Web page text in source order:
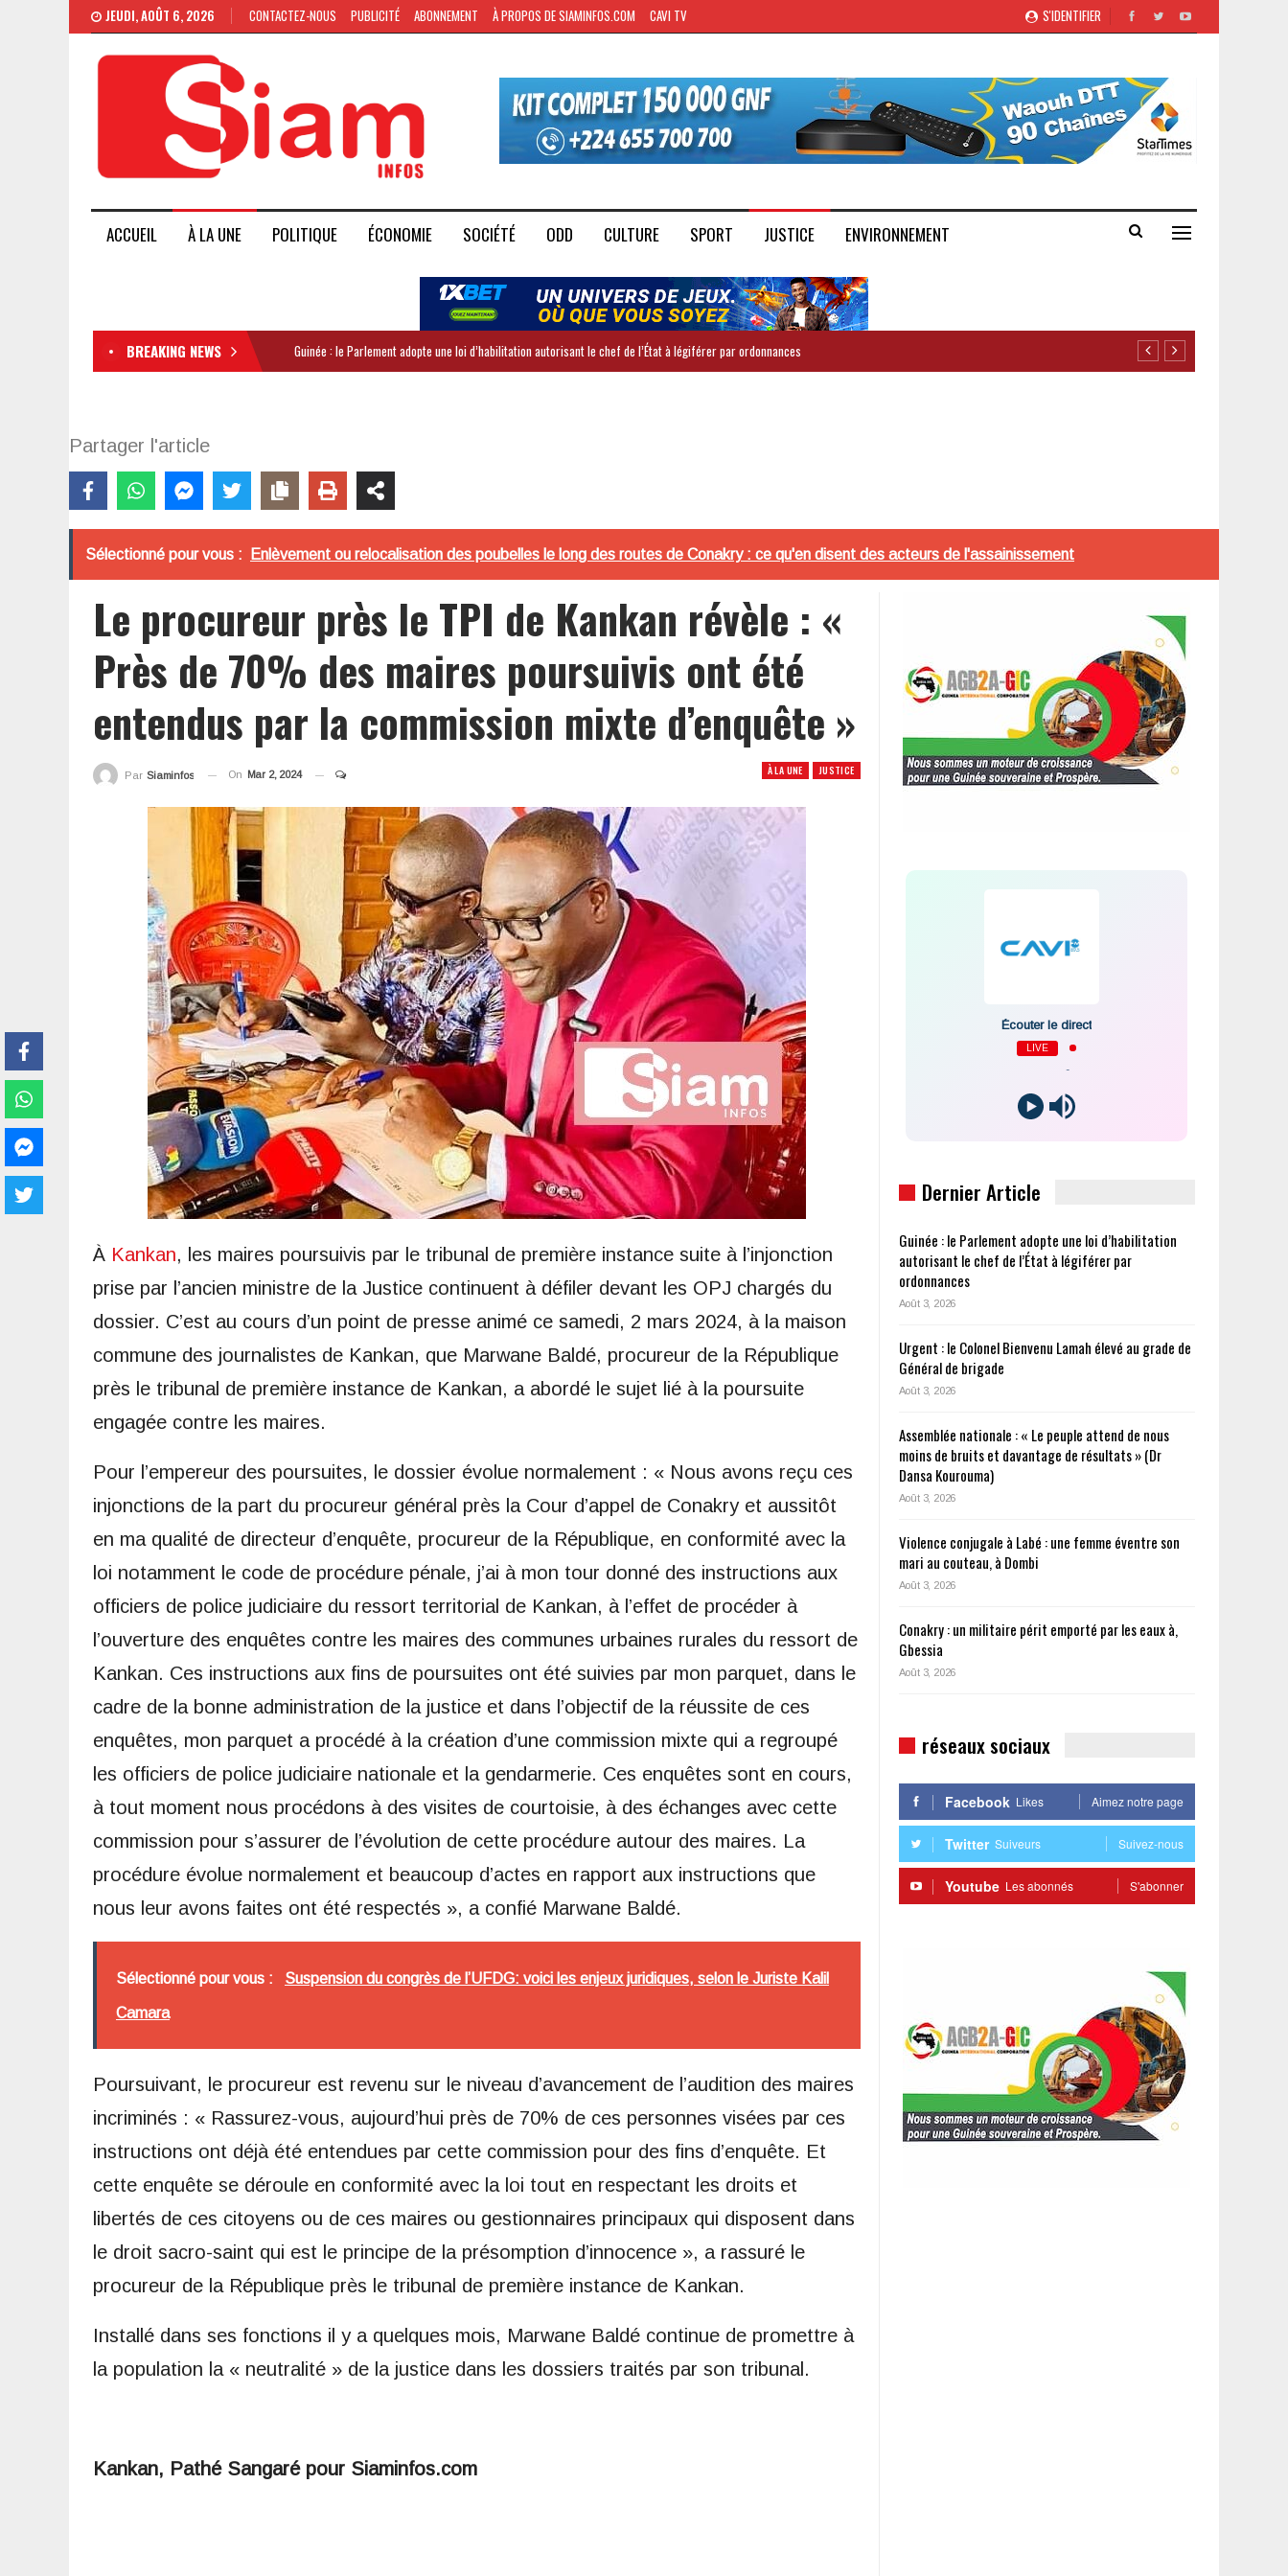
S'IDENTIFIER
JEUDI, AOÛT 6, 2026 CONTACTEZ-NOUS PUBLICITÉ ABONNEMENT À PROPOS DE SIAMINFOS.COM CAVI TV
ACCUEIL À LA UNE POLITIQUE ÉCONOMIE SOCIÉTÉ ODD CULTURE SPORT JUSTICE ENVIRONNEMENT
BREAKING NEWS Guinée : le Parlement adopte une loi d’habilitation autorisant le chef de l’État à légiférer par ordonnances
Partager l'article
Sélectionné pour vous : Enlèvement ou relocalisation des poubelles le long des routes de Conakry : ce qu'en disent des acteurs de l'assainissement
Le procureur près le TPI de Kankan révèle : «
Près de 70% des maires poursuivis ont été
entendus par la commission mixte d’enquête »
À LA UNE JUSTICE
Par Siaminfos On Mar 2, 2024
À Kankan, les maires poursuivis par le tribunal de première instance suite à l’injonction
prise par l’ancien ministre de la Justice continuent à défiler devant les OPJ chargés du
dossier. C’est au cours d’un point de presse animé ce samedi, 2 mars 2024, à la maison
commune des journalistes de Kankan, que Marwane Baldé, procureur de la République
près le tribunal de première instance de Kankan, a abordé le sujet lié à la poursuite
engagée contre les maires.
Pour l’empereur des poursuites, le dossier évolue normalement : « Nous avons reçu ces
injonctions de la part du procureur général près la Cour d’appel de Conakry et aussitôt
en ma qualité de directeur d’enquête, procureur de la République, en conformité avec la
loi notamment le code de procédure pénale, j’ai à mon tour donné des instructions aux
officiers de police judiciaire du ressort territorial de Kankan, à l’effet de procéder à
l’ouverture des enquêtes contre les maires des communes urbaines rurales du ressort de
Kankan. Ces instructions aux fins de poursuites ont été suivies par mon parquet, dans le
cadre de la bonne administration de la justice et dans l’objectif de la réussite de ces
enquêtes, mon parquet a procédé à la création d’une commission mixte qui a regroupé
les officiers de police judiciaire nationale et la gendarmerie. Ces enquêtes sont en cours,
à tout moment nous procédons à des visites de courtoisie, à des échanges avec cette
commission pour s’assurer de l’évolution de cette procédure autour des maires. La
procédure évolue normalement et beaucoup d’actes en rapport aux instructions que
nous leur avons faites ont été respectés », a confié Marwane Baldé.
Sélectionné pour vous : Suspension du congrès de l’UFDG: voici les enjeux juridiques, selon le Juriste Kalil
Camara
Poursuivant, le procureur est revenu sur le niveau d’avancement de l’audition des maires
incriminés : « Rassurez-vous, aujourd’hui près de 70% de ces personnes visées par ces
instructions ont déjà été entendues par cette commission pour des fins d’enquête. Et
cette enquête se déroule en conformité avec la loi tout en respectant les droits et
libertés de ces citoyens ou de ces maires ou gestionnaires principaux qui disposent dans
le droit sacro-saint qui est le principe de la présomption d’innocence », a rassuré le
procureur de la République près le tribunal de première instance de Kankan.
Installé dans ses fonctions il y a quelques mois, Marwane Baldé continue de promettre à
la population la « neutralité » de la justice dans les dossiers traités par son tribunal.
Kankan, Pathé Sangaré pour Siaminfos.com
Écouter le direct
LIVE
Dernier Article
Guinée : le Parlement adopte une loi d’habilitation
autorisant le chef de l’État à légiférer par
ordonnances
Août 3, 2026
Urgent : le Colonel Bienvenu Lamah élevé au grade de
Général de brigade
Août 3, 2026
Assemblée nationale : « Le peuple attend de nous
moins de bruits et davantage de résultats » (Dr
Dansa Kourouma)
Août 3, 2026
Violence conjugale à Labé : une femme éventre son
mari au couteau, à Dombi
Août 3, 2026
Conakry : un militaire périt emporté par les eaux à,
Gbessia
Août 3, 2026
réseaux sociaux
Facebook Likes Aimez notre page
Twitter Suiveurs Suivez-nous
Youtube Les abonnés S'abonner